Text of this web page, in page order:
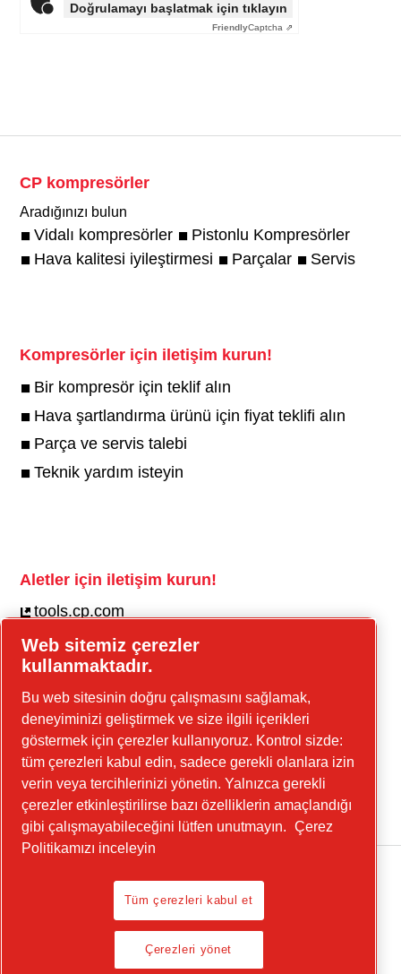
Doğrulamayı başlatmak için tıklayın
FriendlyCaptcha ⇗
CP kompresörler
Aradığınızı bulun
Vidalı kompresörler
Pistonlu Kompresörler
Hava kalitesi iyileştirmesi
Parçalar Servis
Kompresörler için iletişim kurun!
Bir kompresör için teklif alın
Hava şartlandırma ürünü için fiyat teklifi alın
Parça ve servis talebi
Teknik yardım isteyin
Aletler için iletişim kurun!
tools.cp.com
İnşaat ekipmanı ve seyyar enerji için iletişim
kurun!
güç-tekniği.cp.com
Linkedin
YouTube
Web sitemiz çerezler
kullanmaktadır.
Bu web sitesinin doğru çalışmasını sağlamak,
deneyiminizi geliştirmek ve size ilgili içerikleri
göstermek için çerezler kullanıyoruz. Kontrol sizde:
tüm çerezleri kabul edin, sadece gerekli olanlara izin
verin veya tercihlerinizi yönetin. Yalnızca gerekli
çerezler etkinleştirilirse bazı özelliklerin amaçlandığı
gibi çalışmayabileceğini lütfen unutmayın. Çerez
Politikamızı inceleyin
Tüm çerezleri kabul et
Çerezleri yönet